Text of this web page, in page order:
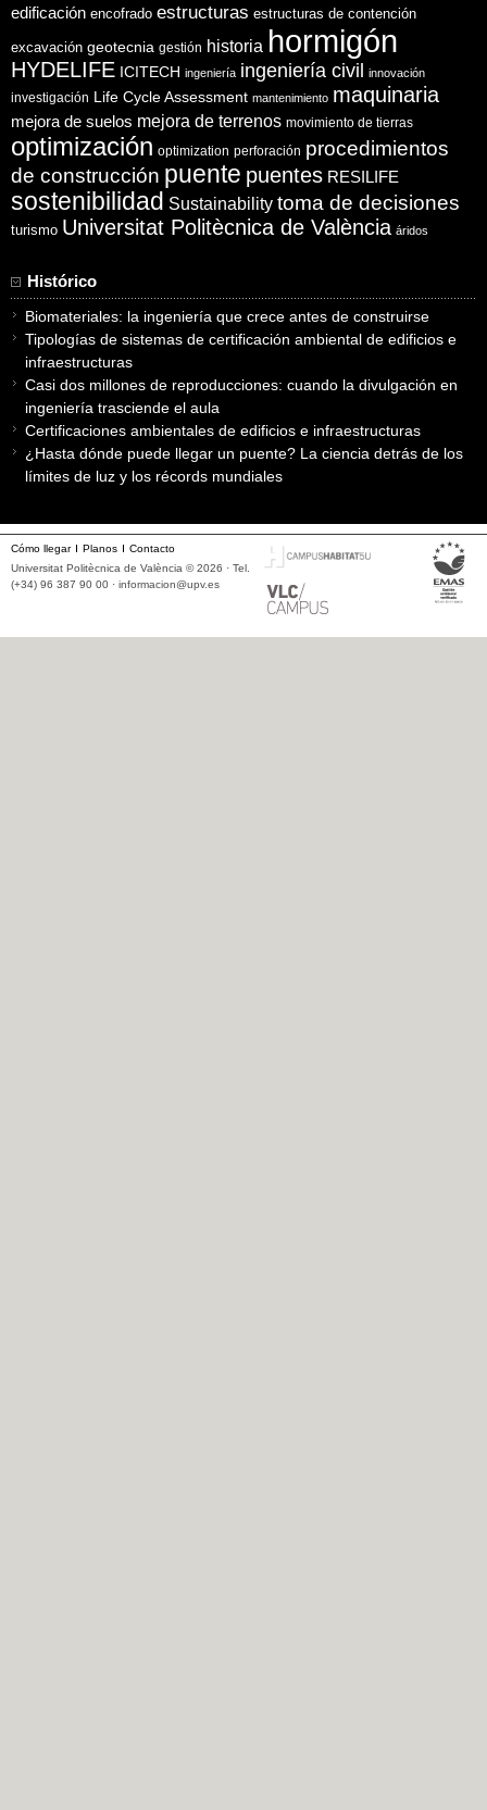
edificación encofrado estructuras estructuras de contención
excavación geotecnia gestión historia hormigón
HYDELIFE ICITECH ingeniería ingeniería civil innovación
investigación Life Cycle Assessment mantenimiento maquinaria
mejora de suelos mejora de terrenos movimiento de tierras
optimización optimization perforación procedimientos
de construcción puente puentes RESILIFE
sostenibilidad Sustainability toma de decisiones
turismo Universitat Politècnica de València áridos
Histórico
Biomateriales: la ingeniería que crece antes de construirse
Tipologías de sistemas de certificación ambiental de edificios e
infraestructuras
Casi dos millones de reproducciones: cuando la divulgación en
ingeniería trasciende el aula
Certificaciones ambientales de edificios e infraestructuras
¿Hasta dónde puede llegar un puente? La ciencia detrás de los
límites de luz y los récords mundiales
Cómo llegar Planos
Contacto
Universitat Politècnica de València © 2026 · Tel.
(+34) 96 387 90 00 · informacion@upv.es